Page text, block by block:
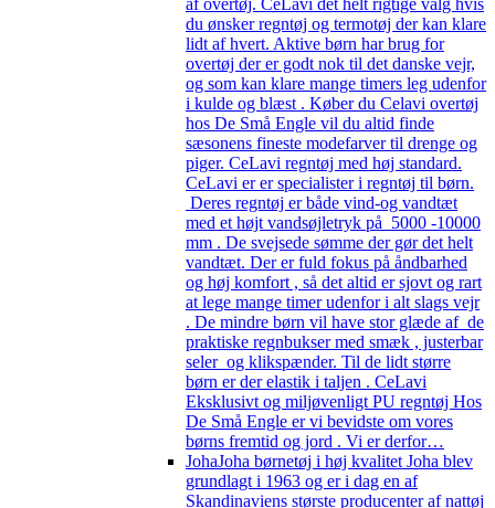
du ønsker regntøj og termotøj der kan klare
lidt af hvert. Aktive børn har brug for
overtøj der er godt nok til det danske vejr,
og som kan klare mange timers leg udenfor
i kulde og blæst . Køber du Celavi overtøj
hos De Små Engle vil du altid finde
sæsonens fineste modefarver til drenge og
piger. CeLavi regntøj med høj standard.
CeLavi er er specialister i regntøj til børn.
Deres regntøj er både vind-og vandtæt
med et højt vandsøjletryk på 5000 -10000
mm . De svejsede sømme der gør det helt
vandtæt. Der er fuld fokus på åndbarhed
og høj komfort , så det altid er sjovt og rart
at lege mange timer udenfor i alt slags vejr
. De mindre børn vil have stor glæde af de
praktiske regnbukser med smæk , justerbar
seler og klikspænder. Til de lidt større
børn er der elastik i taljen . CeLavi
Eksklusivt og miljøvenligt PU regntøj Hos
De Små Engle er vi bevidste om vores
børns fremtid og jord . Vi er derfor…
JohaJoha børnetøj i høj kvalitet Joha blev
grundlagt i 1963 og er i dag en af
Skandinaviens største producenter af nattøj